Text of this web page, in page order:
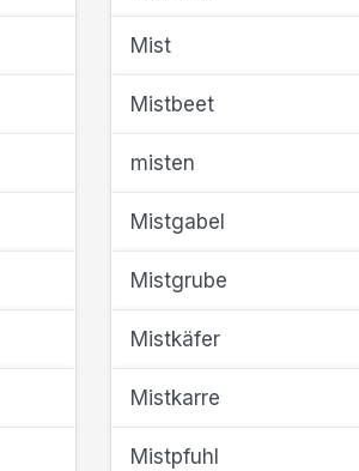
Mist
Mistbeet
misten
Mistgabel
Mistgrube
Mistkäfer
Mistkarre
Mistpfuhl